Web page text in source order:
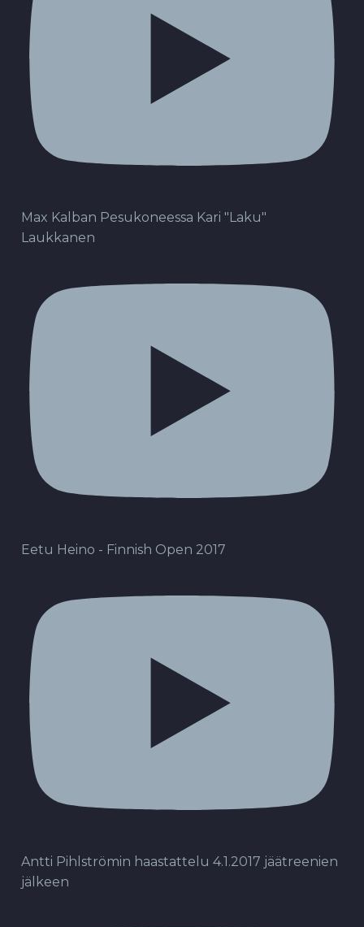
Max Kalban Pesukoneessa Kari "Laku"
Laukkanen
Eetu Heino - Finnish Open 2017
Antti Pihlströmin haastattelu 4.1.2017 jäätreenien
jälkeen